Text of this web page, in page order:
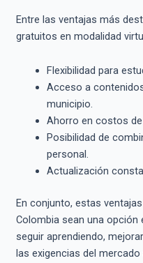
Entre las ventajas más
gratuitos en modalidad
Flexibilidad para
Acceso a
municipio.
Ahorro en costos
Posibilidad de
personal.
Actualización
En conjunto, estas
Colombia sean una opción
seguir aprendiendo,
las exigencias del